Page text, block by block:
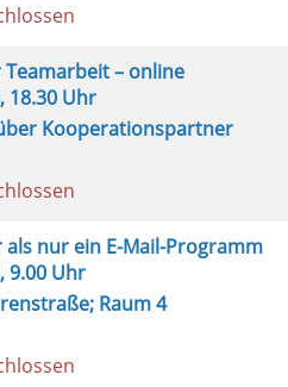
– online
18.30 Uhr
Kooperationspartner
nur ein E-Mail-Programm
9.00 Uhr
Raum 4